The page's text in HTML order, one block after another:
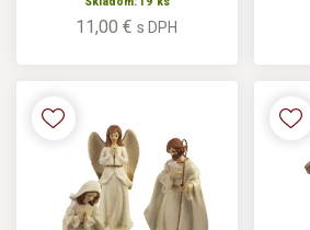
11,00 €s DPH